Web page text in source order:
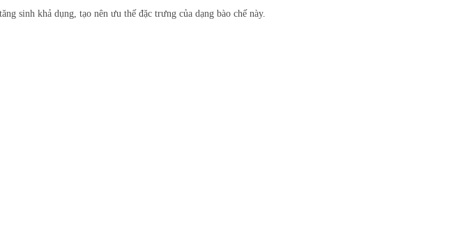
sinh khả dụng, tạo nên ưu thế đặc trưng của dạng bào chế này.